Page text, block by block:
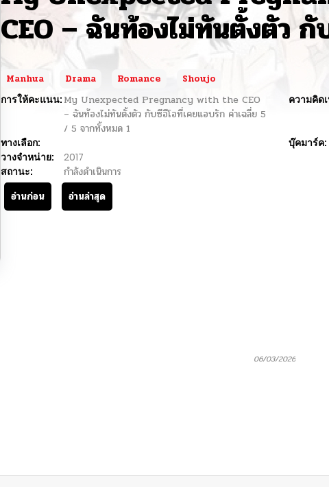
CEO – ฉันท้องไม่ทันตั้งตัว
Manhua Drama Romance
Shoujo
การให้คะแนน: My Unexpected Pregnancy with the CEO
– ฉันท้องไม่ทันตั้งตัว กับซีอีโอที่เคยแอบรัก ค่าเฉลี่ย 5
/ 5 จากทั้งหมด 1
ความคิด
ทางเลือก:
บุ๊คมาร์ค:
วางจำหน่าย:
2017
สถานะ:
กำลังดำเนินการ
อ่านก่อน
อ่านล่าสุด
06/03/2026